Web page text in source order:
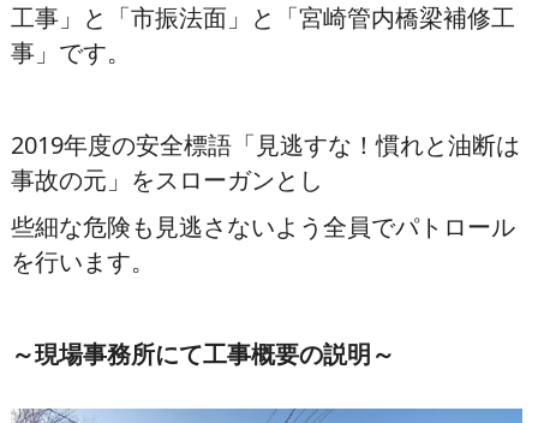
工事」と「市振法面」と「宮崎管内橋梁補修工
事」です。
2019年度の安全標語「見逃すな！慣れと油断は
事故の元」をスローガンとし
些細な危険も見逃さないよう全員でパトロール
を行います。
～現場事務所にて工事概要の説明～